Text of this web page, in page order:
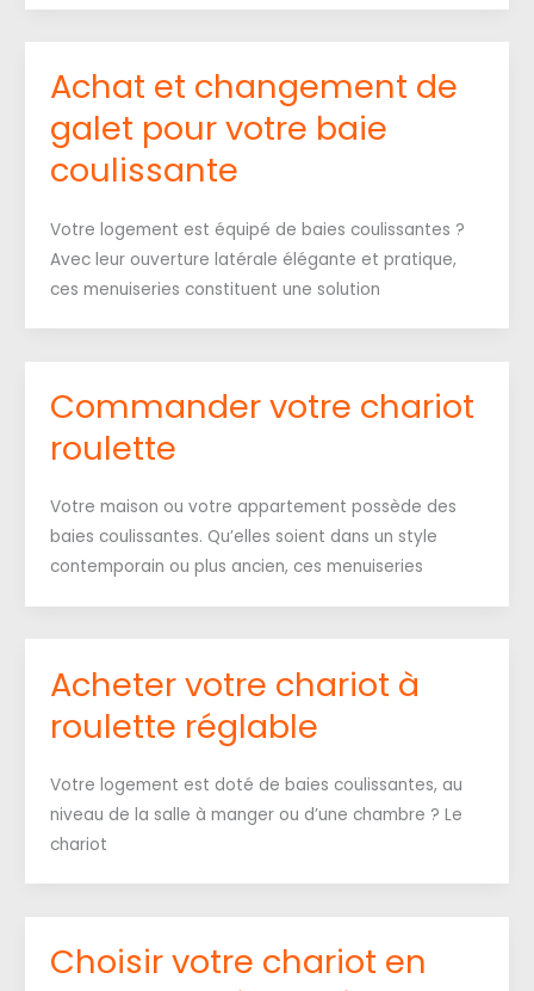
Achat et changement de
galet pour votre baie
coulissante
Votre logement est équipé de baies coulissantes ?
Avec leur ouverture latérale élégante et pratique,
ces menuiseries constituent une solution
Commander votre chariot
roulette
Votre maison ou votre appartement possède des
baies coulissantes. Qu’elles soient dans un style
contemporain ou plus ancien, ces menuiseries
Acheter votre chariot à
roulette réglable
Votre logement est doté de baies coulissantes, au
niveau de la salle à manger ou d’une chambre ? Le
chariot
Choisir votre chariot en